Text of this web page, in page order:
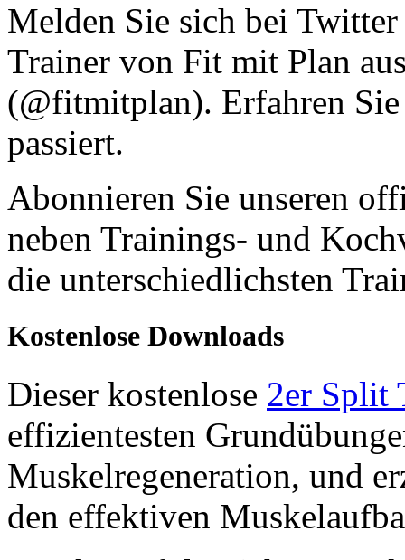
Melden Sie sich bei
Trainer von Fit mit Plan
(@fitmitplan). Erfahren
passiert.
Abonnieren Sie unseren
neben Trainings- und
die unterschiedlichsten
Kostenlose Downloads
Dieser kostenlose 2er Split
effizientesten
Muskelregeneration, und
den effektiven